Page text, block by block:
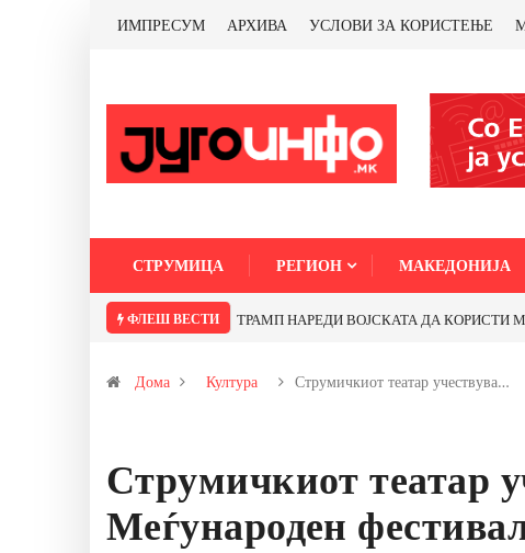
ИМПРЕСУМ АРХИВА УСЛОВИ ЗА КОРИСТЕЊЕ
СТРУМИЦА РЕГИОН МАКЕДОНИЈА
ФЛЕШ ВЕСТИ
КОРИСТИ МЕТАЛИ САМО ОД САД ИЛИ ОД ПАРТНЕРСКИ ЗЕМЈИ Ќе
Дома Култура Струмичкиот театар учествува…
Струмичкиот театар
Меѓународен